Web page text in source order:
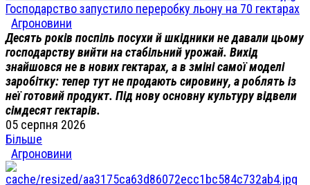
Господарство запустило переробку льону на 70 гектарах
Агроновини
Десять років поспіль посухи й шкідники не давали цьому
господарству вийти на стабільний урожай. Вихід
знайшовся не в нових гектарах, а в зміні самої моделі
заробітку: тепер тут не продають сировину, а роблять із
неї готовий продукт. Під нову основну культуру відвели
сімдесят гектарів.
05 серпня 2026
Більше
Агроновини